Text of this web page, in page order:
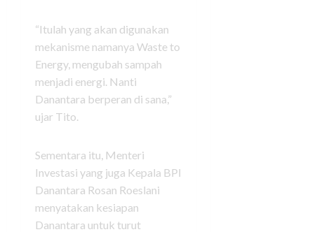
“Itulah yang akan digunakan
mekanisme namanya Waste to
Energy, mengubah sampah
menjadi energi. Nanti
Danantara berperan di sana,”
ujar Tito.
Sementara itu, Menteri
Investasi yang juga Kepala BPI
Danantara Rosan Roeslani
menyatakan kesiapan
Danantara untuk turut